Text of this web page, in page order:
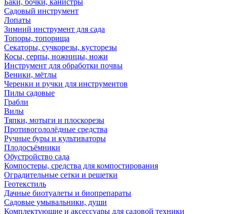
Баки, бочки, канистры
Садовый инструмент
Лопаты
Зимний инструмент для сада
Топоры, топорища
Секаторы, сучкорезы, кусторезы
Косы, серпы, ножницы, ножи
Инструмент для обработки почвы
Веники, мётлы
Черенки и ручки для инструментов
Пилы садовые
Грабли
Вилы
Тяпки, мотыги и плоскорезы
Противогололёдные средства
Ручные буры и культиваторы
Плодосъёмники
Обустройство сада
Компостеры, средства для компостирования
Оградительные сетки и решетки
Геотекстиль
Дачные биотуалеты и биопрепараты
Садовые умывальники, души
Комплектующие и аксессуары для садовой техники